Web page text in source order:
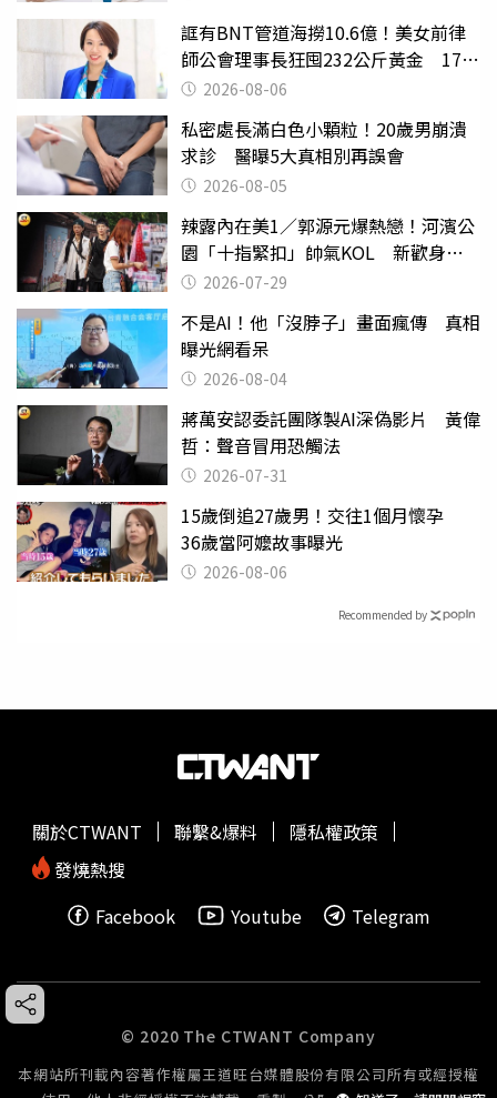
誆有BNT管道海撈10.6億！美女前律
師公會理事長狂囤232公斤黃金 17人
遭起訴
2026-08-06
私密處長滿白色小顆粒！20歲男崩潰
求診 醫曝5大真相別再誤會
2026-08-05
辣露內在美1／郭源元爆熱戀！河濱公
園「十指緊扣」帥氣KOL 新歡身份
曝光2026-07-29
不是AI！他「沒脖子」畫面瘋傳 真相
曝光網看呆
2026-08-04
蔣萬安認委託團隊製AI深偽影片 黃偉
哲：聲音冒用恐觸法
2026-07-31
15歲倒追27歲男！交往1個月懷孕
36歲當阿嬤故事曝光
2026-08-06
Recommended by
關於CTWANT 聯繫&爆料
隱私權政策
發燒熱搜
Facebook
Youtube Telegram
© 2020 The CTWANT Company
本網站所刊載內容著作權屬王道旺台媒體股份有限公司所有或經授權